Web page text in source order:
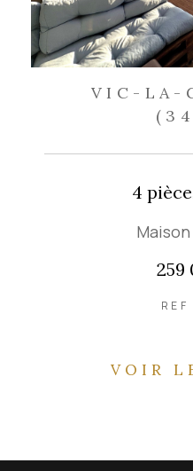
VIC-LA-
4
Maison
259
VOIR